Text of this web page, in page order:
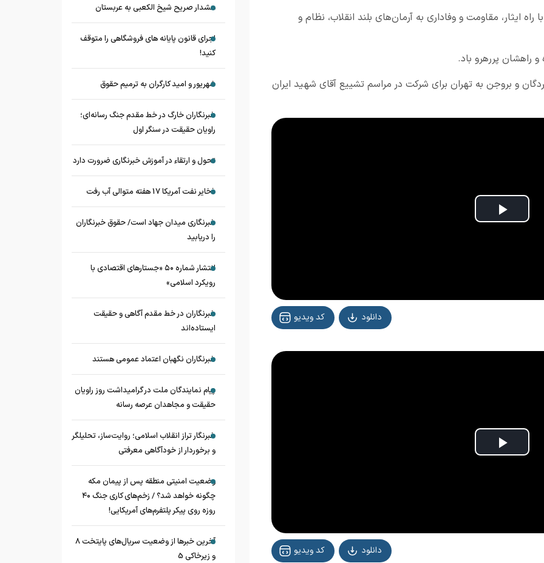
ایثار، مقاومت و وفاداری به آرمان‌های بلند انقلاب، نظام و
راهشان پررهرو باد.
و بروجن به تهران برای شرکت در مراسم تشییع آقای شهید ایران
Play
کد ویدیو دانلود
Play
کد ویدیو دانلود
هشدار صریح شیخ الکعبی به عربستان
اجرای قانون پایانه های فروشگاهی را متوقف
کنید!
شهریور و امید کارگران به ترمیم حقوق
خبرنگاران خارگ در خط مقدم جنگ رسانه‌ای؛
راویان حقیقت در سنگر اول
تحول و ارتقاء در آموزش خبرنگاری ضرورت دارد
ذخایر نفت آمریکا 17 هفته متوالی آب رفت
خبرنگاری میدان جهاد است/ حقوق خبرنگاران
را دریابید
انتشار شماره ۵۰ «جستارهای اقتصادی با
رویکرد اسلامی»
خبرنگاران در خط مقدم آگاهی و حقیقت
ایستاده‌اند
خبرنگاران نگهبان اعتماد عمومی هستند
پیام نمایندگان ملت در گرامیداشت روز راویان
حقیقت و مجاهدان عرصه رسانه
خبرنگار تراز انقلاب اسلامی؛ روایت‌ساز، تحلیلگر
و برخوردار از خودآگاهی معرفتی
وضعیت امنیتی منطقه پس از پیمان مکه
چگونه خواهد شد؟ / زخم‌های کاری جنگ ۴۰
روزه روی پیکر پلتفرم‌های آمریکایی!
آخرین خبرها از وضعیت سریال‌های پایتخت 8
و زیرخاکی 5